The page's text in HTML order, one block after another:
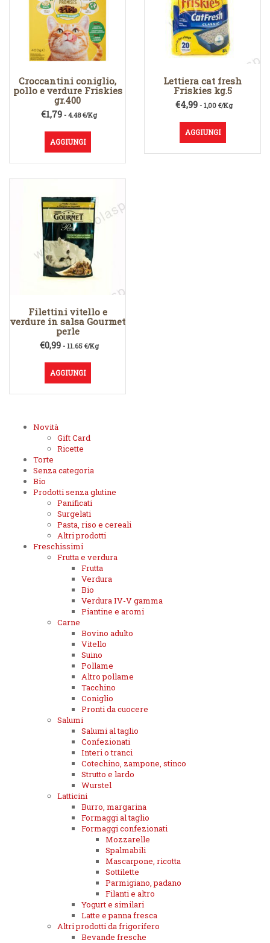
Croccantini coniglio,
pollo e verdure Friskies
gr.400
€1,79 - 4.48 €/Kg
AGGIUNGI
Lettiera cat fresh
Friskies kg.5
€4,99 - 1,00 €/Kg
AGGIUNGI
Filettini vitello e
verdure in salsa Gourmet
perle
€0,99- 11.65 €/Kg
AGGIUNGI
Novità
Gift Card
Ricette
Torte
Senza categoria
Bio
Prodotti senza glutine
Panificati
Surgelati
Pasta, riso e cereali
Altri prodotti
Freschissimi
Frutta e verdura
Frutta
Verdura
Bio
Verdura IV-V gamma
Piantine e aromi
Carne
Bovino adulto
Vitello
Suino
Pollame
Altro pollame
Tacchino
Coniglio
Pronti da cuocere
Salumi
Salumi al taglio
Confezionati
Interi o tranci
Cotechino, zampone, stinco
Strutto e lardo
Wurstel
Latticini
Burro, margarina
Formaggi al taglio
Formaggi confezionati
Mozzarelle
Spalmabili
Mascarpone, ricotta
Sottilette
Parmigiano, padano
Filanti e altro
Yogurt e similari
Latte e panna fresca
Altri prodotti da frigorifero
Bevande fresche